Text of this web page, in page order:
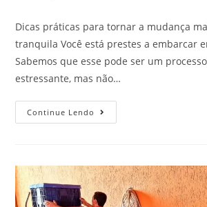
Dicas práticas para tornar a mudança
tranquila Você está prestes a embarcar
Sabemos que esse pode ser um
estressante, mas não…
Continue Lendo